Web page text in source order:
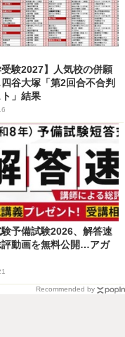
受験2027】人気校の併願
谷大塚「第2回合不合判
」結果
予備試験2026、解答速
評動画を無料公開…アガ
Recommended by